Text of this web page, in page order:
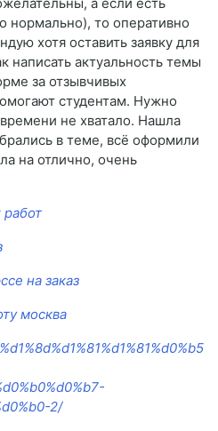
нормально), то оперативно
хотя оставить заявку для
написать актуальность темы
за отзывчивых
студентам. Нужно
не хватало. Нашла
в теме, всё оформили
на отлично, очень
на заказ
москва
2/